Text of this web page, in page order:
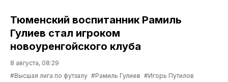
Тюменский воспитанник Рамиль
Гулиев стал игроком
новоуренгойского клуба
8 августа, 08:29
#Высшая лига по футзалу #Рамиль Гулиев #Игорь Путилов